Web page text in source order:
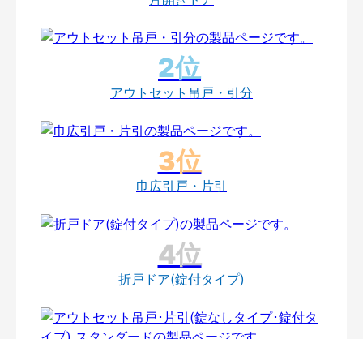
アウトセット吊戸・引分
巾広引戸・片引
折戸ドア(錠付タイプ)